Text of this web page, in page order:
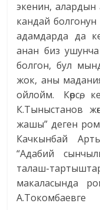
экенин, алардын
кандай
адамдарда да
анан биз
болгон, бул
жок, аны
ойлойм. Көрсө,
К.Тыныстанов
жашы” деген
Качкынбай
“Адабий
талаш-
макаласында